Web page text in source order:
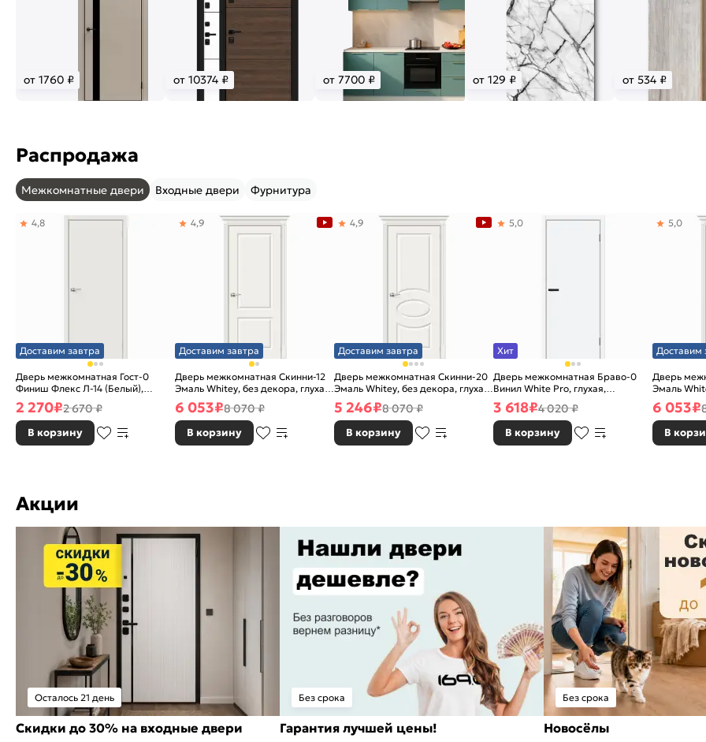
от 1760 ₽ от 10374 ₽ от 7700 ₽ от 129 ₽ от 534 ₽
Распродажа
Межкомнатные двери Входные двери Фурнитура
Доставим завтра
Дверь межкомнатная Гост-0
Финиш Флекс Л-14 (Белый),
глухая, каркасно-щитовая
4,8
2 270₽2 670 ₽
В корзину
Доставим завтра
Дверь межкомнатная Скинни-12
Эмаль Whitey, без декора, глухая,
без стекла, без кромки, скиновая
4,9
6 053₽8 070 ₽
В корзину
Доставим завтра
Дверь межкомнатная Скинни-20
Эмаль Whitey, без декора, глухая,
без стекла, без кромки, скиновая
4,9
5 246₽8 070 ₽
В корзину
Хит
Дверь межкомнатная Браво-0
Винил White Pro, глухая,
каркасно-щитовая
5,0
3 618₽4 020 ₽
В корзину
Доставим
Дверь
Эмаль
без
5,0
6 053₽
В
Акции
Осталось 21 день
Скидки до 30% на входные двери
Без срока
Гарантия лучшей цены!
Без срока
Новосёлы